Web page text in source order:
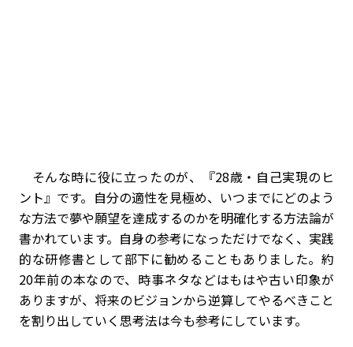
そんな時に役に立ったのが、『28歳・自己実現のヒ
ント』です。自分の適性を見極め、いつまでにどのよう
な方法で夢や願望を達成するのかを明確化する方法論が
書かれています。自身の参考になっただけでなく、実践
的な研修書として部下に勧めることもありました。約
20年前の本なので、時事ネタなどはもはや古い印象が
ありますが、将来のビジョンから逆算してやるべきこと
を割り出していく思考法は今も参考にしています。